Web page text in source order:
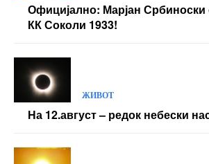
Официјално: Марјан Србиноски
КК Соколи 1933!
ЖИВОТ
На 12.август – редок небески